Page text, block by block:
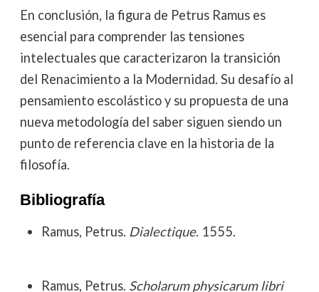
En conclusión, la figura de Petrus Ramus es
esencial para comprender las tensiones
intelectuales que caracterizaron la transición
del Renacimiento a la Modernidad. Su desafío al
pensamiento escolástico y su propuesta de una
nueva metodología del saber siguen siendo un
punto de referencia clave en la historia de la
filosofía.
Bibliografía
Ramus, Petrus. Dialectique. 1555.
Ramus, Petrus. Scholarum physicarum libri